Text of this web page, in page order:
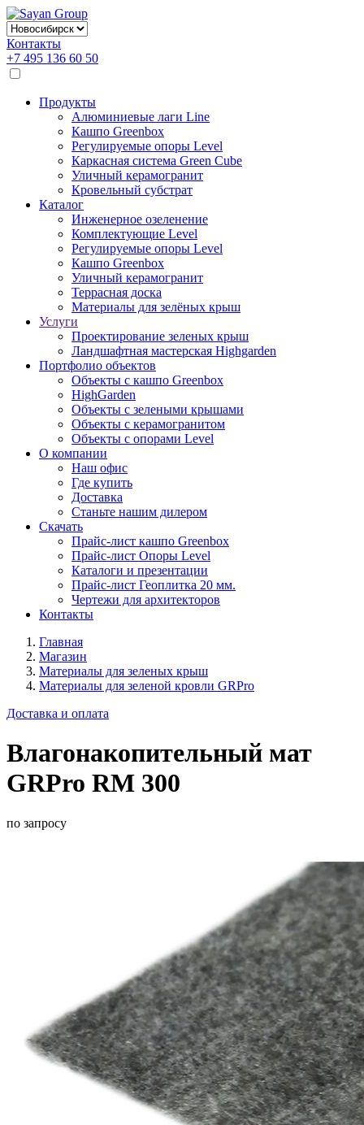
Контакты
+7 495 136 60 50
Продукты
Алюминиевые лаги Line
Кашпо Greenbox
Регулируемые опоры Level
Каркасная система Green Cube
Уличный керамогранит
Кровельный субстрат
Каталог
Инженерное озеленение
Комплектующие Level
Регулируемые опоры Level
Кашпо Greenbox
Уличный керамогранит
Террасная доска
Материалы для зелёных крыш
Услуги
Проектирование зеленых крыш
Ландшафтная мастерская Highgarden
Портфолио объектов
Объекты с кашпо Greenbox
HighGarden
Объекты с зелеными крышами
Объекты с керамогранитом
Объекты с опорами Level
О компании
Наш офис
Где купить
Доставка
Станьте нашим дилером
Скачать
Прайс-лист кашпо Greenbox
Прайс-лист Опоры Level
Каталоги и презентации
Прайс-лист Геоплитка 20 мм.
Чертежи для архитекторов
Контакты
Главная
Магазин
Материалы для зеленых крыш
Материалы для зеленой кровли GRPro
Доставка и оплата
Влагонакопительный мат
GRPro RM 300
по запросу